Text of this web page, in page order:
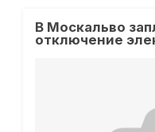
В Москальво
отключение